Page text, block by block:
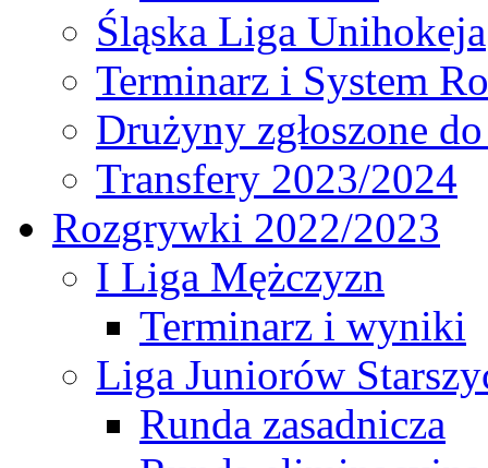
Śląska Liga Unihokeja
Terminarz i System
Drużyny zgłoszone
Transfery 2023/2024
Rozgrywki 2022/2023
I Liga Mężczyzn
Terminarz i wyniki
Liga Juniorów
Runda zasadnicza